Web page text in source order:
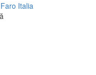
Italia